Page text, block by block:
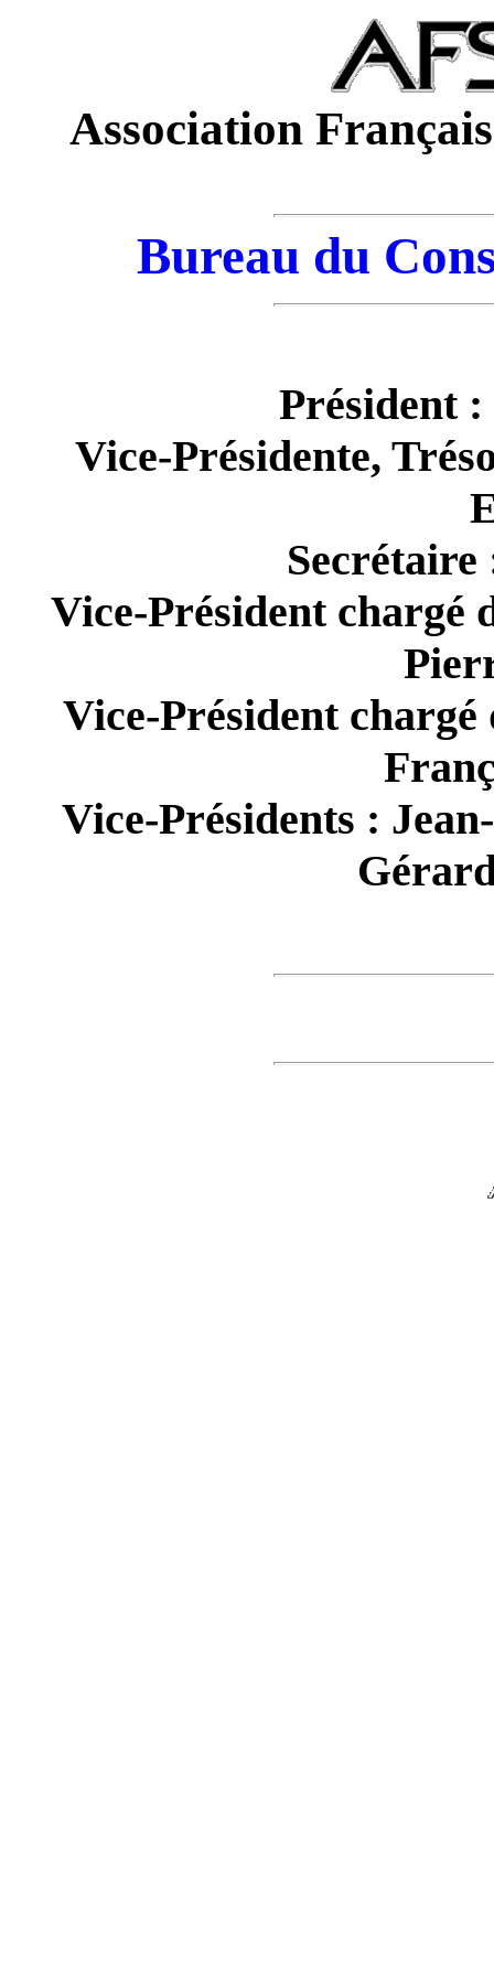
Association
Bureau du
Président
Vice-Présidente,
Vice-Président chargé
Vice-Président
Vice-Présidents :